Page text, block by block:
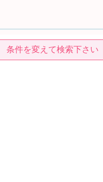
条件を変えて検索下さい